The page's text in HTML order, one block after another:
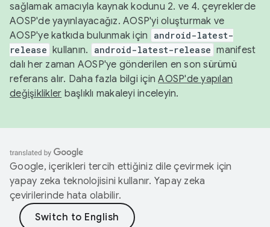
sağlamak amacıyla kaynak kodunu 2. ve 4. çeyreklerde
AOSP'de yayınlayacağız. AOSP'yi oluşturmak ve
AOSP'ye katkıda bulunmak için
android-latest-
release kullanın. android-latest-release manifest
dalı her zaman AOSP'ye gönderilen en son sürümü
referans alır. Daha fazla bilgi içinAOSP'de yapılan
değişiklikler başlıklı makaleyi inceleyin.
Google, içerikleri tercih ettiğiniz dile çevirmek için
yapay zeka teknolojisini kullanır. Yapay zeka
çevirilerinde hata olabilir.